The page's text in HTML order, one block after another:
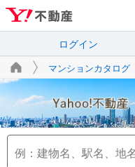
ログイン
マンションカタログ